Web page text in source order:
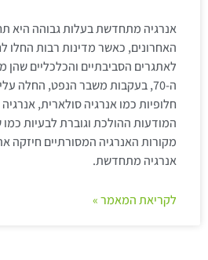
אנרגיה מתחדשת בעלות גבוהה היא
האחרונים, כאשר מדינות רבות החלו
לאתגרים הסביבתיים והכלכליים
ה-70, בעקבות משבר הנפט, החלה
חלופיות כמו אנרגיה סולארית,
המודעות ההולכת וגוברת לבעיות כמו
מקורות האנרגיה המסורתיים חיזקה
אנרגיה מתחדשת.
לקריאת המאמר »